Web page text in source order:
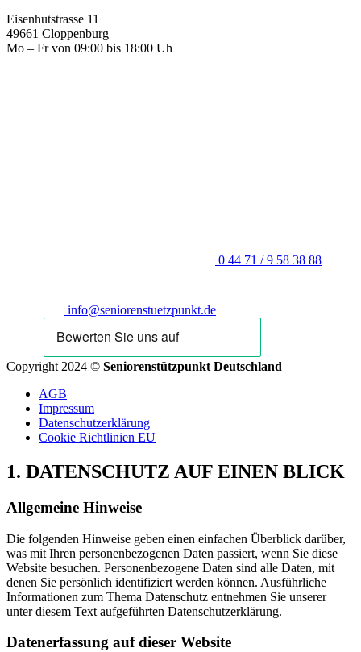
Eisenhutstrasse 11
49661 Cloppenburg
Mo – Fr von 09:00 bis 18:00 Uh
0 44 71 / 9 58 38 88
info@seniorenstuetzpunkt.de
Copyright 2024 © Seniorenstützpunkt Deutschland
AGB
Impressum
Datenschutzerklärung
Cookie Richtlinien EU
1. DATENSCHUTZ AUF EINEN BLICK
Allgemeine Hinweise
Die folgenden Hinweise geben einen einfachen Überblick darüber,
was mit Ihren personenbezogenen Daten passiert, wenn Sie diese
Website besuchen. Personenbezogene Daten sind alle Daten, mit
denen Sie persönlich identifiziert werden können. Ausführliche
Informationen zum Thema Datenschutz entnehmen Sie unserer
unter diesem Text aufgeführten Datenschutzerklärung.
Datenerfassung auf dieser Website